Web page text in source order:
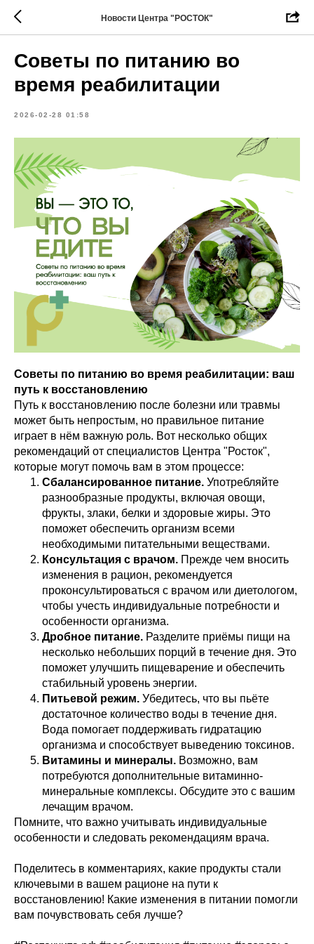
Новости Центра "РОСТОК"
Советы по питанию во
время реабилитации
2026-02-28 01:58
Советы по питанию во время реабилитации: ваш
путь к восстановлению
Путь к восстановлению после болезни или травмы
может быть непростым, но правильное питание
играет в нём важную роль. Вот несколько общих
рекомендаций от специалистов Центра "Росток",
которые могут помочь вам в этом процессе:
Сбалансированное питание. Употребляйте
разнообразные продукты, включая овощи,
фрукты, злаки, белки и здоровые жиры. Это
поможет обеспечить организм всеми
необходимыми питательными веществами.
Консультация с врачом. Прежде чем вносить
изменения в рацион, рекомендуется
проконсультироваться с врачом или диетологом,
чтобы учесть индивидуальные потребности и
особенности организма.
Дробное питание. Разделите приёмы пищи на
несколько небольших порций в течение дня. Это
поможет улучшить пищеварение и обеспечить
стабильный уровень энергии.
Питьевой режим. Убедитесь, что вы пьёте
достаточное количество воды в течение дня.
Вода помогает поддерживать гидратацию
организма и способствует выведению токсинов.
Витамины и минералы. Возможно, вам
потребуются дополнительные витаминно-
минеральные комплексы. Обсудите это с вашим
лечащим врачом.
Помните, что важно учитывать индивидуальные
особенности и следовать рекомендациям врача.
Поделитесь в комментариях, какие продукты стали
ключевыми в вашем рационе на пути к
восстановлению! Какие изменения в питании помогли
вам почувствовать себя лучше?